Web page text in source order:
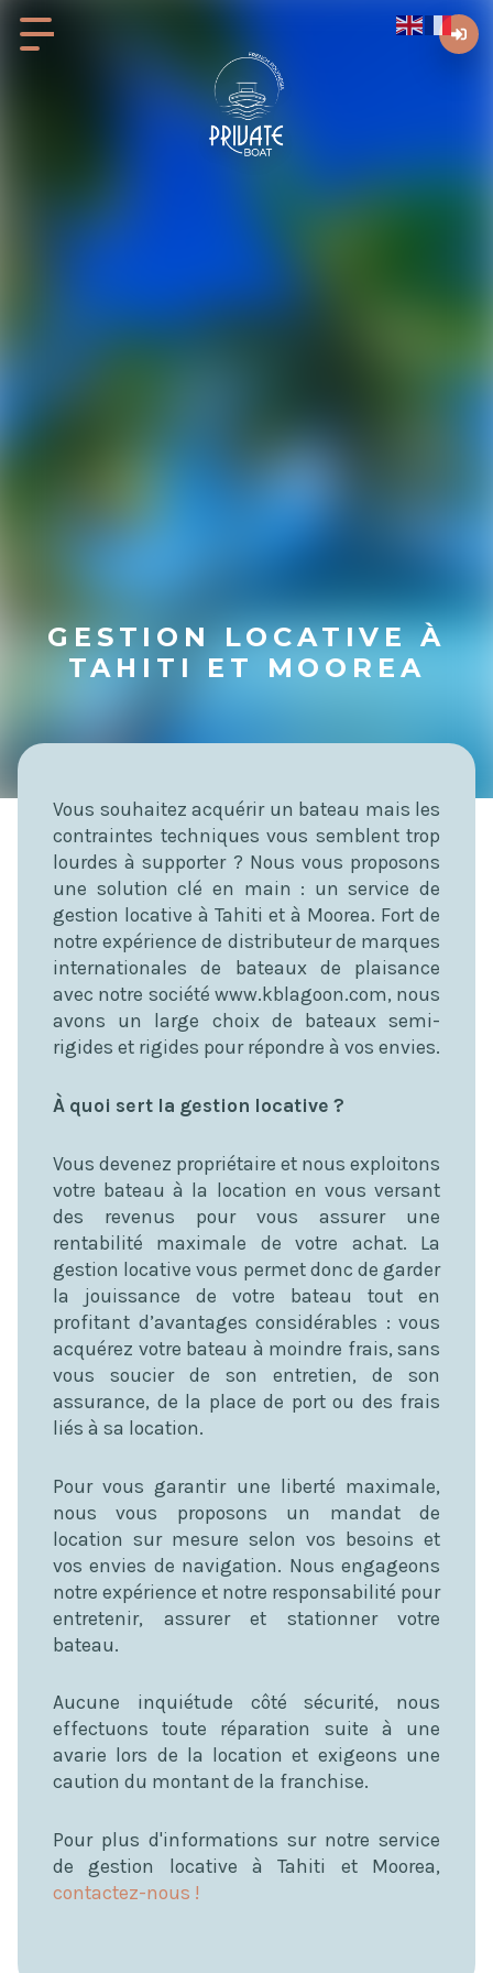
GESTION LOCATIVE À
TAHITI ET MOOREA
Vous souhaitez acquérir un bateau mais les
contraintes techniques vous semblent trop
lourdes à supporter ? Nous vous proposons
une solution clé en main : un service de
gestion locative à Tahiti et à Moorea. Fort de
notre expérience de distributeur de marques
internationales de bateaux de plaisance
avec notre société www.kblagoon.com, nous
avons un large choix de bateaux semi-
rigides et rigides pour répondre à vos envies.
À quoi sert la gestion locative ?
Vous devenez propriétaire et nous exploitons
votre bateau à la location en vous versant
des revenus pour vous assurer une
rentabilité maximale de votre achat. La
gestion locative vous permet donc de garder
la jouissance de votre bateau tout en
profitant d’avantages considérables : vous
acquérez votre bateau à moindre frais, sans
vous soucier de son entretien, de son
assurance, de la place de port ou des frais
liés à sa location.
Pour vous garantir une liberté maximale,
nous vous proposons un mandat de
location sur mesure selon vos besoins et
vos envies de navigation. Nous engageons
notre expérience et notre responsabilité pour
entretenir, assurer et stationner votre
bateau.
Aucune inquiétude côté sécurité, nous
effectuons toute réparation suite à une
avarie lors de la location et exigeons une
caution du montant de la franchise.
Pour plus d'informations sur notre service
de gestion locative à Tahiti et Moorea,
contactez-nous !